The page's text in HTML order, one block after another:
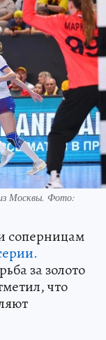
из Москвы. Фото:
соперницам
за золото
что